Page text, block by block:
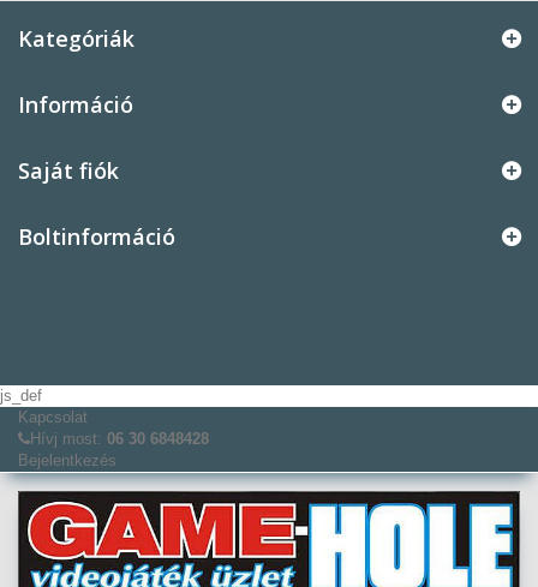
Kategóriák
Információ
Saját fiók
Boltinformáció
js_def
Kapcsolat
Hívj most: 06 30 6848428
Bejelentkezés